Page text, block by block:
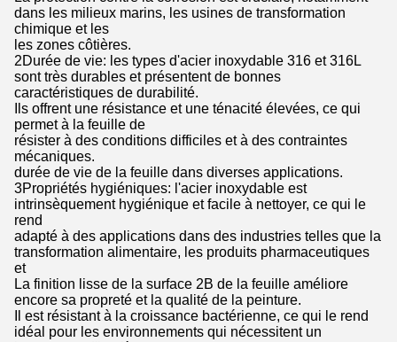
dans les milieux marins, les usines de transformation
chimique et les
les zones côtières.
2Durée de vie: les types d'acier inoxydable 316 et 316L
sont très durables et présentent de bonnes
caractéristiques de durabilité.
Ils offrent une résistance et une ténacité élevées, ce qui
permet à la feuille de
résister à des conditions difficiles et à des contraintes
mécaniques.
durée de vie de la feuille dans diverses applications.
3Propriétés hygiéniques: l'acier inoxydable est
intrinsèquement hygiénique et facile à nettoyer, ce qui le
rend
adapté à des applications dans des industries telles que la
transformation alimentaire, les produits pharmaceutiques
et
La finition lisse de la surface 2B de la feuille améliore
encore sa propreté et la qualité de la peinture.
Il est résistant à la croissance bactérienne, ce qui le rend
idéal pour les environnements qui nécessitent un